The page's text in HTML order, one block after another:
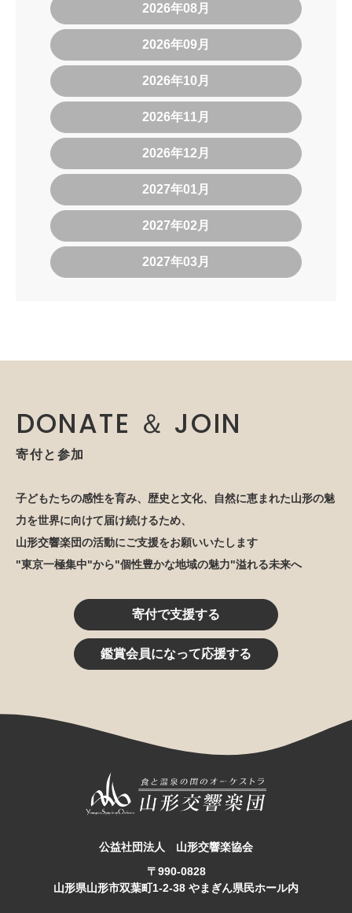
2026年08月
2026年09月
2026年10月
2026年11月
2026年12月
2027年01月
2027年02月
2027年03月
DONATE ＆ JOIN
寄付と参加
子どもたちの感性を育み、歴史と文化、自然に恵まれた山形の魅
力を世界に向けて届け続けるため、
山形交響楽団の活動にご支援をお願いいたします
"東京一極集中"から"個性豊かな地域の魅力"溢れる未来へ
寄付で支援する
鑑賞会員になって応援する
公益社団法人 山形交響楽協会
〒990-0828
山形県山形市双葉町1-2-38 やまぎん県民ホール内